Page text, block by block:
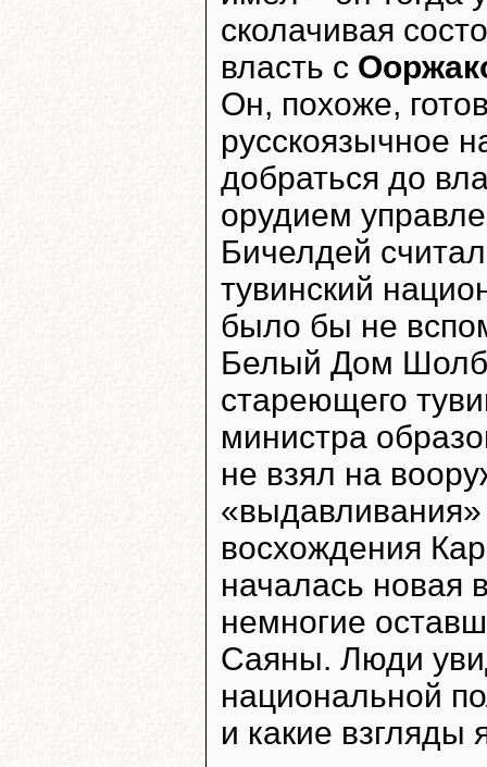
сколачивая
власть с
Он, похоже,
русскоязычное
добраться до
орудием
Бичелдей
тувинский
было бы не
Белый Дом
стареющего
министра
не взял на
восхождения
началась новая
немногие
Саяны. Люди
национальной
и какие